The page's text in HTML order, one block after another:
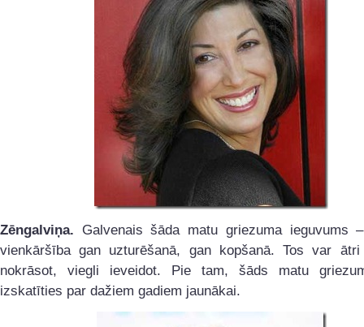
Zēngalviņa. Galvenais šāda matu griezuma ieguvums
vienkāršība gan uzturēšanā, gan kopšanā. Tos var
nokrāsot, viegli ieveidot. Pie tam, šāds matu
izskatīties par dažiem gadiem jaunākai.